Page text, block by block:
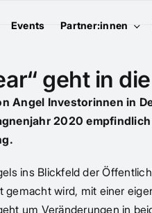
Events Partner:innen
geht in
Investorinnen in
2020
ins Blickfeld der
wird, mit einer
um Veränderungen in